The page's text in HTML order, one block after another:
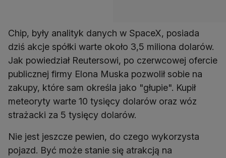
Chip, były analityk danych w SpaceX, posiada
dziś akcje spółki warte około 3,5 miliona dolarów.
Jak powiedział Reutersowi, po czerwcowej ofercie
publicznej firmy Elona Muska pozwolił sobie na
zakupy, które sam określa jako "głupie". Kupił
meteoryty warte 10 tysięcy dolarów oraz wóz
strażacki za 5 tysięcy dolarów.
Nie jest jeszcze pewien, do czego wykorzysta
pojazd. Być może stanie się atrakcją na